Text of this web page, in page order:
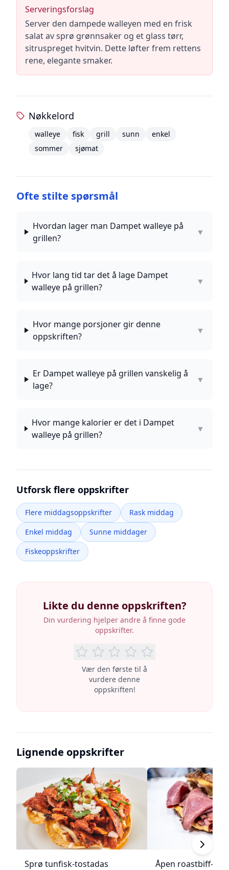
Serveringsforslag
Server den dampede walleyen med en frisk
salat av sprø grønnsaker og et glass tørr,
sitruspreget hvitvin. Dette løfter frem rettens
rene, elegante smaker.
Nøkkelord
walleye fisk grill sunn
enkel
sommer
sjømat
Ofte stilte spørsmål
Hvordan lager man Dampet walleye på
grillen?
▼
Hvor lang tid tar det å lage Dampet
walleye på grillen?
▼
Hvor mange porsjoner gir denne
oppskriften?
▼
Er Dampet walleye på grillen vanskelig å
lage?
▼
Hvor mange kalorier er det i Dampet
walleye på grillen?
▼
Utforsk flere oppskrifter
Flere middagsoppskrifter
Rask middag
Enkel middag
Sunne middager
Fiskeoppskrifter
Likte du denne oppskriften?
Din vurdering hjelper andre å finne gode
oppskrifter.
Vær den første til å
vurdere denne
oppskriften!
Lignende oppskrifter
Sprø tunfisk-tostadas
Åpen roastbiff-